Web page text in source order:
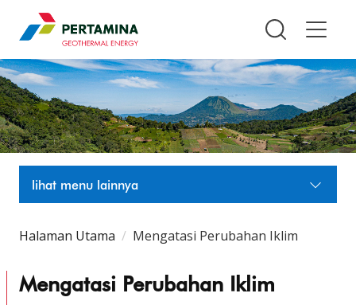
Pertamina Geothermal Energy
lihat menu lainnya
Halaman Utama Mengatasi Perubahan Iklim
Mengatasi Perubahan Iklim